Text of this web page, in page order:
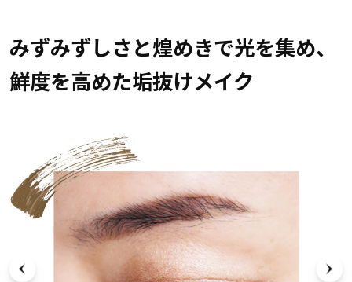
みずみずしさと煌めきで光を集め、
鮮度を高めた垢抜けメイク